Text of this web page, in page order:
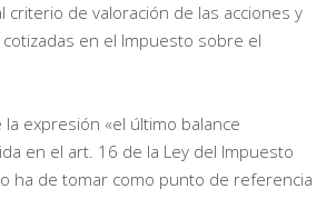
criterio de valoración de las acciones y
en el Impuesto sobre el
la expresión «el último balance
en el art. 16 de la Ley del Impuesto
ha de tomar como punto de referencia